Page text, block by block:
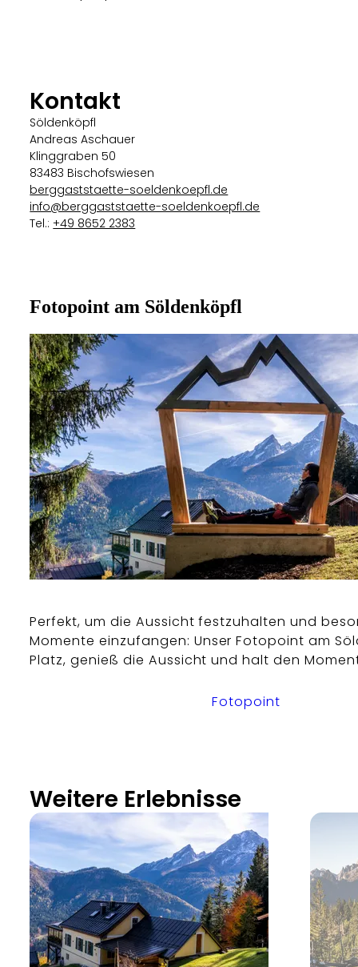
Kontakt
Söldenköpfl
Andreas Aschauer
Klinggraben 50
83483 Bischofswiesen
berggaststaette-soeldenkoepfl.de
info@berggaststaette-soeldenkoepfl.de
Tel.:+49 8652 2383
Fotopoint am Söldenköpfl
Perfekt, um die Aussicht festzuhalten und
Momente einzufangen: Unser Fotopoint am
Platz, genieß die Aussicht und halt den
Fotopoint
Weitere Erlebnisse